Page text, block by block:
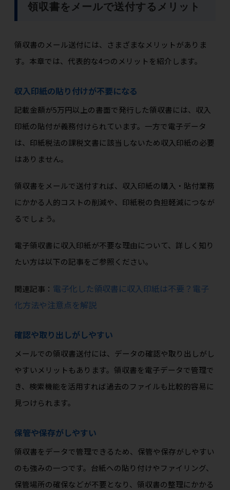
領収書をメールで送付するメリット
領収書のメール送付には、さまざまなメリットがありま
す。本章では、代表的な4つのメリットを紹介します。
収入印紙の貼り付けが不要になる
記載金額が5万円以上の書面で発行した領収書には、収入
印紙の貼付が義務付けられています。一方で電子データ
は、印紙税法の課税文書に該当しないため収入印紙の必要
はありません。
領収書をメールで送付すれば、収入印紙の購入・貼付業務
にかかる人的コストの削減や、印紙税の負担軽減につなが
るでしょう。
電子領収書に収入印紙が不要な理由について、詳しく知り
たい方は以下の記事をご参照ください。
関連記事： 電子化した領収書に収入印紙は不要？電子
化方法や注意点を解説
確認や取り出しがしやすい
メールでの領収書送付には、データの確認や取り出しがし
やすいメリットもあります。領収書を電子データで管理で
き、検索機能を活用すれば過去のファイルも比較的容易に
見つけられます。
保管や保存がしやすい
領収書をデータで管理できるため、保管や保存がしやすい
のも強みの一つです。台紙への貼り付けやファイリング、
保管場所の確保などが不要となり、領収書の整理にかかる